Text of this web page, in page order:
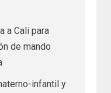
a Cali para
de mando
infantil y